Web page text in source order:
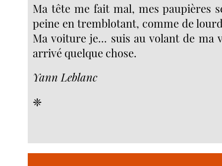
Ma tête me fait mal, mes paupières
peine en tremblotant, comme de
Ma voiture je... suis au volant de
arrivé quelque chose.
Yann Leblanc
❈